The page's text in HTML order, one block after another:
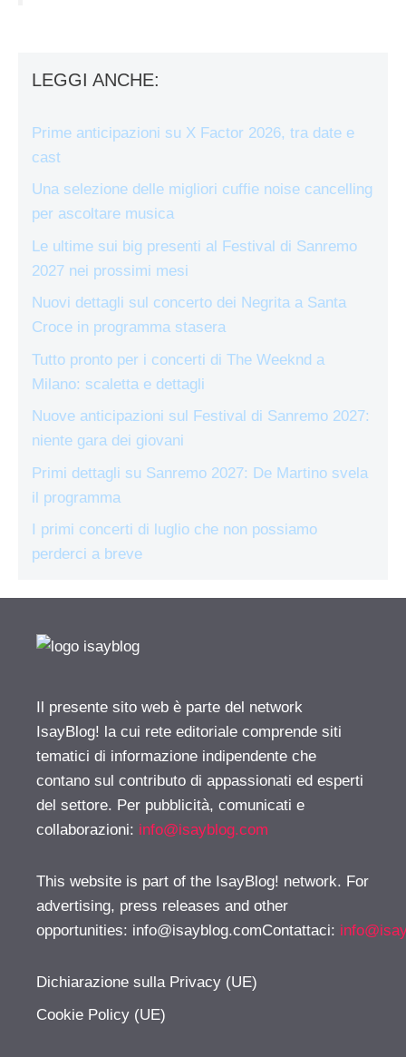
LEGGI ANCHE:
Prime anticipazioni su X Factor 2026, tra date e
cast
Una selezione delle migliori cuffie noise cancelling
per ascoltare musica
Le ultime sui big presenti al Festival di Sanremo
2027 nei prossimi mesi
Nuovi dettagli sul concerto dei Negrita a Santa
Croce in programma stasera
Tutto pronto per i concerti di The Weeknd a
Milano: scaletta e dettagli
Nuove anticipazioni sul Festival di Sanremo 2027:
niente gara dei giovani
Primi dettagli su Sanremo 2027: De Martino svela
il programma
I primi concerti di luglio che non possiamo
perderci a breve
Il presente sito web è parte del network
IsayBlog! la cui rete editoriale comprende siti
tematici di informazione indipendente che
contano sul contributo di appassionati ed esperti
del settore. Per pubblicità, comunicati e
collaborazioni: info@isayblog.com
This website is part of the IsayBlog! network. For
advertising, press releases and other
opportunities: info@isayblog.comContattaci:
Dichiarazione sulla Privacy (UE)
Cookie Policy (UE)